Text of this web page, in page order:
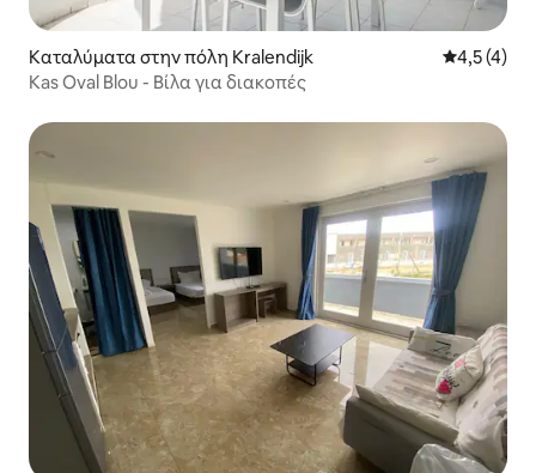
Καταλύματα στην πόλη Kralendijk Μέση
4,5 (4)
Kas Oval Blou - Βίλα για διακοπές